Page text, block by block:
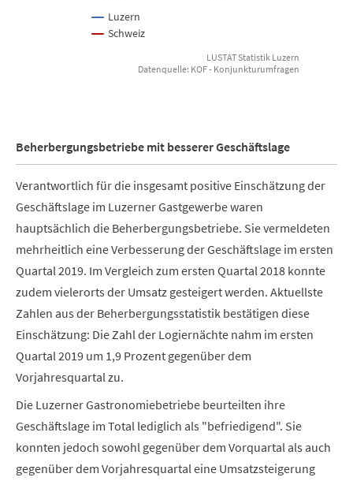
Luzern
Schweiz
LUSTAT Statistik Luzern
Datenquelle: KOF - Konjunkturumfragen
Beherbergungsbetriebe mit besserer Geschäftslage
Verantwortlich für die insgesamt positive Einschätzung der
Geschäftslage im Luzerner Gastgewerbe waren
hauptsächlich die Beherbergungsbetriebe. Sie vermeldeten
mehrheitlich eine Verbesserung der Geschäftslage im ersten
Quartal 2019. Im Vergleich zum ersten Quartal 2018 konnte
zudem vielerorts der Umsatz gesteigert werden. Aktuellste
Zahlen aus der Beherbergungsstatistik bestätigen diese
Einschätzung: Die Zahl der Logiernächte nahm im ersten
Quartal 2019 um 1,9 Prozent gegenüber dem
Vorjahresquartal zu.
Die Luzerner Gastronomiebetriebe beurteilten ihre
Geschäftslage im Total lediglich als "befriedigend". Sie
konnten jedoch sowohl gegenüber dem Vorquartal als auch
gegenüber dem Vorjahresquartal eine Umsatzsteigerung